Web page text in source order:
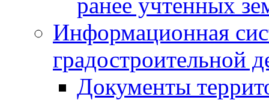
Информационная
градостроительной
Документы